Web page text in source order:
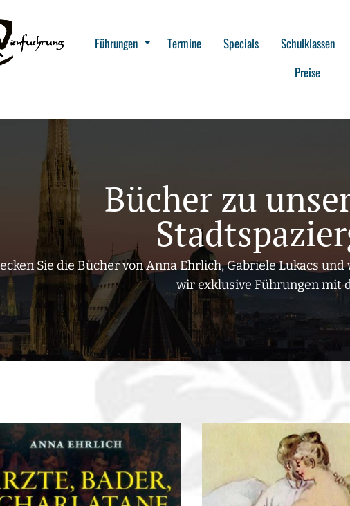
Führungen Termine Specials Schulklassen
Preise
Bücher zu
Sie die Bücher von Anna Ehrlich, Gabriele Lukacs
wir exklusive Führungen mit